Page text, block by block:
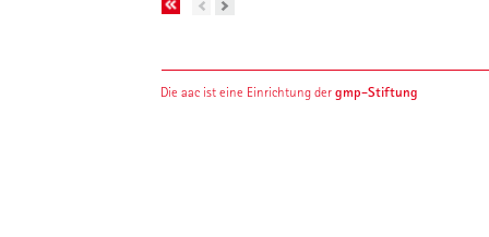
Die aac ist eine Einrichtung dergmp-Stiftung